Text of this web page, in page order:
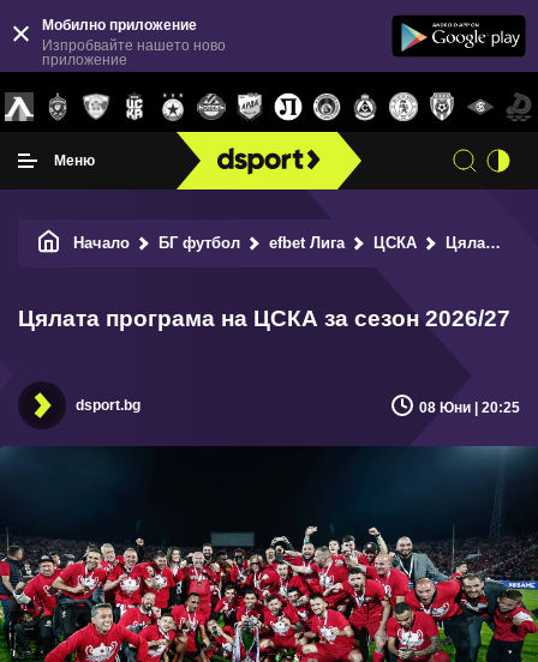
Мобилно приложение
Изпробвайте нашето ново
приложение
Меню
Начало БГ футбол efbet Лига ЦСКА Цялата програма на ЦСКА за сезон 2026/27
Цялата програма на ЦСКА за сезон 2026/27
dsport.bg 08 Юни | 20:25